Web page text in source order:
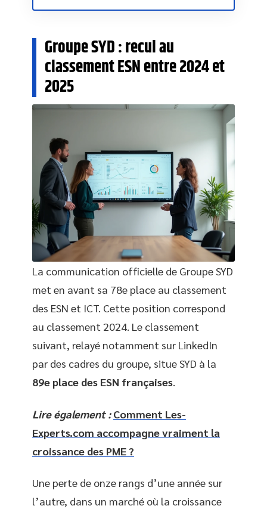
Groupe SYD : recul au
classement ESN entre 2024 et
2025
La communication officielle de Groupe SYD
met en avant sa 78e place au classement
des ESN et ICT. Cette position correspond
au classement 2024. Le classement
suivant, relayé notamment sur LinkedIn
par des cadres du groupe, situe SYD à la
89e place des ESN françaises.
Lire également : Comment Les-
Experts.com accompagne vraiment la
croissance des PME ?
Une perte de onze rangs d’une année sur
l’autre, dans un marché où la croissance